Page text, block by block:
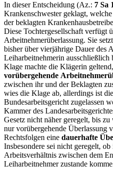
In dieser Entscheidung (Az.: 7 Sa
Krankenschwester geklagt,
der beklagten
Diese Tochtergesellschaft verfügt
Arbeitnehmerüberlassung. Sie
bisher über vierjährige Dauer des
Leiharbeitnehmerin
Klage machte die Klägerin
vorübergehende
zwischen ihr und der Beklagten
wies die Klage ab, allerdings ist
Bundesarbeitsgericht zugelassen
Kammer des
Gesetz nicht näher geregelt, bis
nur vorübergehende Überlassung
Rechtsfolgen eine dauerhafte
Insbesondere sei nicht geregelt,
Arbeitsverhältnis zwischen dem
Leiharbeitnehmer zustande